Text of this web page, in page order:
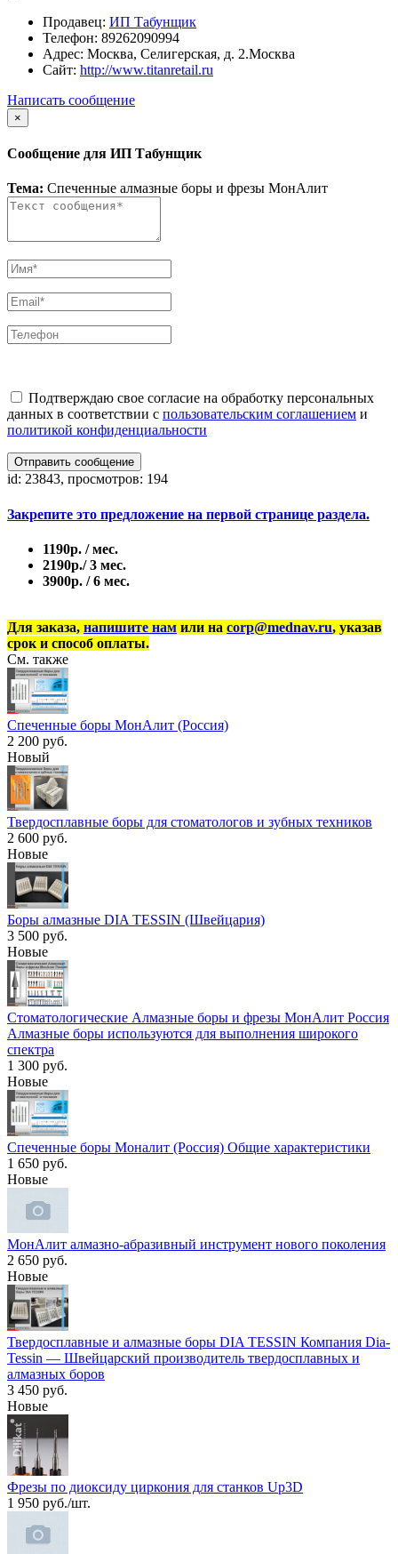
Продавец: ИП Табунщик
Телефон: 89262090994
Адрес: Москва, Селигерская, д. 2.Москва
Сайт: http://www.titanretail.ru
Написать сообщение
×
Сообщение для ИП Табунщик
Тема: Спеченные алмазные боры и фрезы МонАлит
Подтверждаю свое согласие на обработку персональных
данных в соответствии с пользовательским соглашением и
политикой конфиденциальности
Отправить сообщение
id: 23843, просмотров: 194
Закрепите это предложение на первой странице раздела.
1190р. / мес.
2190р./ 3 мес.
3900р. / 6 мес.
Для заказа, напишите нам или на corp@mednav.ru, указав
срок и способ оплаты.
См. также
Спеченные боры МонАлит (Россия)
2 200 руб.
Новый
Твердосплавные боры для стоматологов и зубных техников
2 600 руб.
Новые
Боры алмазные DIA TESSIN (Швейцария)
3 500 руб.
Новые
Стоматологические Алмазные боры и фрезы МонАлит Россия
Алмазные боры используются для выполнения широкого
спектра
1 300 руб.
Новые
Спеченные боры Моналит (Россия) Общие характеристики
1 650 руб.
Новые
МонАлит алмазно-абразивный инструмент нового поколения
2 650 руб.
Новые
Твердосплавные и алмазные боры DIA TESSIN Компания Dia-
Tessin — Швейцарский производитель твердосплавных и
алмазных боров
3 450 руб.
Новые
Фрезы по диоксиду циркония для станков Up3D
1 950 руб./шт.